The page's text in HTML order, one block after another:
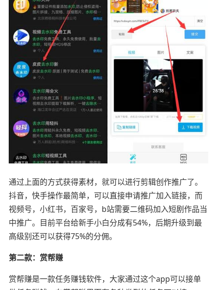
通过上面的方式获得素材，就可以进行剪辑创作推广了。
抖音，快手操作最简单，可以直接申请推广加入链接，而
视频号，小红书，百家号，b站需要二维码加入短剧作品当
中推广。目前平台给新手小白分成有54%，后期升级到最
高级别还可以获得75%的分佣。
第二款：赏帮赚
赏帮赚是一款任务赚钱软件，大家通过这个app可以接单